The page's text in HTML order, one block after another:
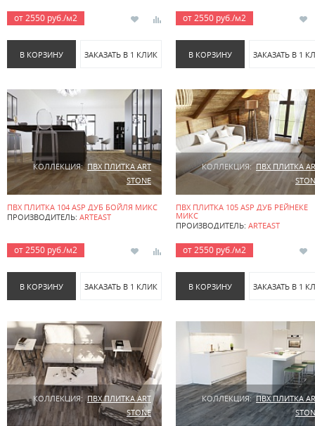
от 2550 руб./м2
В КОРЗИНУ ЗАКАЗАТЬ В 1 КЛИК
от 2550 руб./м2
В КОРЗИНУ ЗАКАЗАТЬ В 1
КОЛЛЕКЦИЯ: ПВХ ПЛИТКА ART
STONE
ПВХ ПЛИТКА 104 ASP ДУБ БОЙЛЯ МИКС
ПРОИЗВОДИТЕЛЬ: ARTEAST
от 2550 руб./м2
В КОРЗИНУ ЗАКАЗАТЬ В 1 КЛИК
КОЛЛЕКЦИЯ: ПВХ ПЛИТКА
ПВХ ПЛИТКА 105 ASP ДУБ РЕЙНЕКЕ
МИКС
ПРОИЗВОДИТЕЛЬ: ARTEAST
от 2550 руб./м2
В КОРЗИНУ ЗАКАЗАТЬ В 1
КОЛЛЕКЦИЯ: ПВХ ПЛИТКА ART
STONE
КОЛЛЕКЦИЯ: ПВХ ПЛИТКА